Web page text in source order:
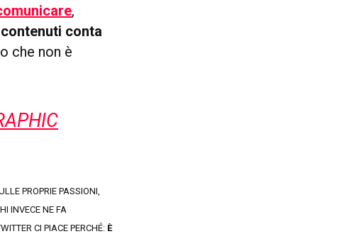
,
conta
che non è
PROPRIE PASSIONI,
INVECE NE FA
CI PIACE PERCHÉ: È